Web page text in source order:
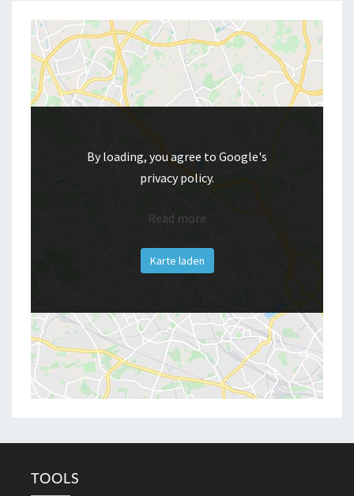
By loading, you agree to Google's
privacy policy.
Read more
Karte laden
TOOLS